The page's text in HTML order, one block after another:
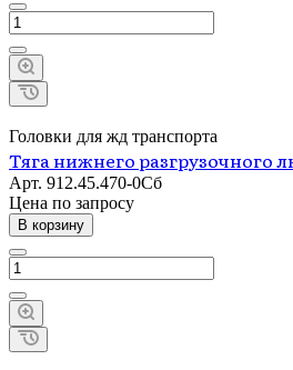
Головки для жд транспорта
Тяга нижнего разгрузочного
Арт. 912.45.470-0Сб
Цена по запросу
В корзину